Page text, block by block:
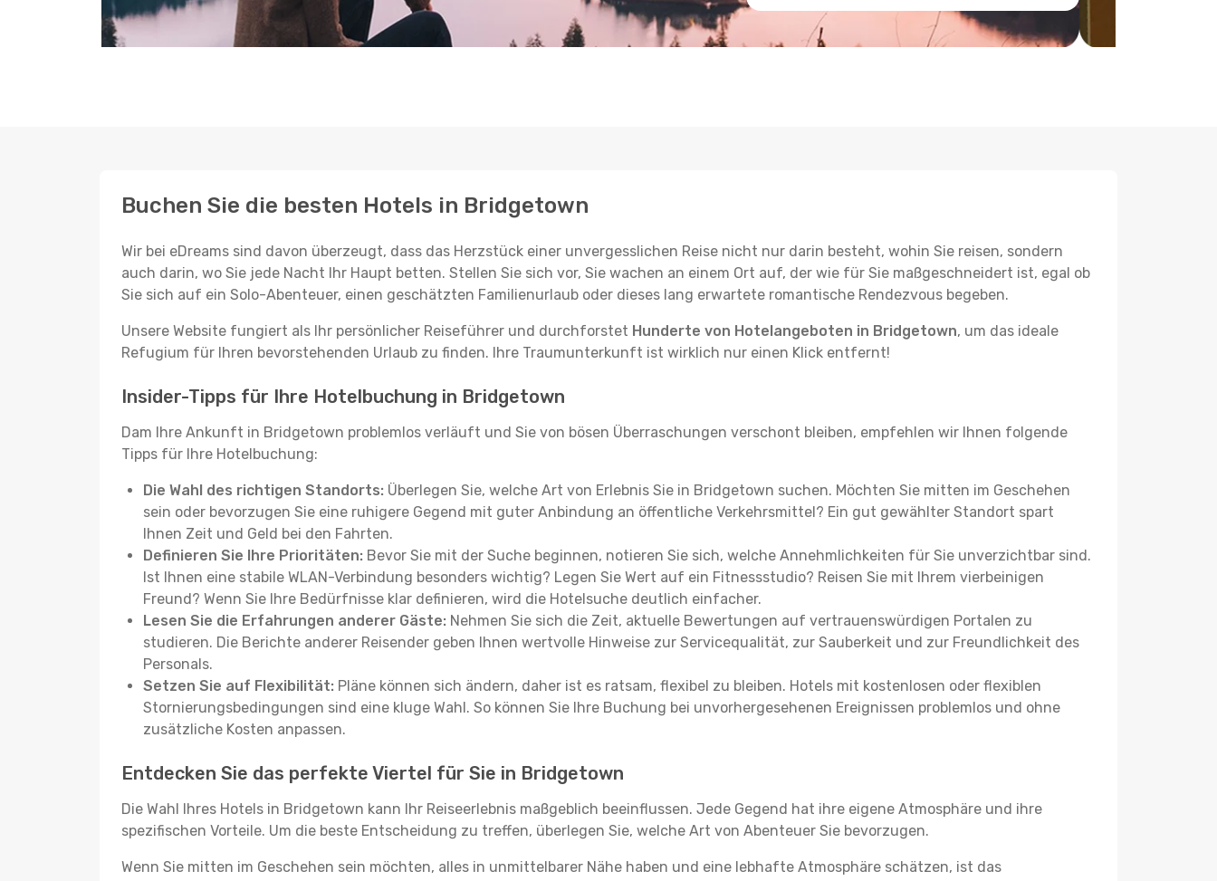
Buchen Sie die besten Hotels in Bridgetown
Wir bei eDreams sind davon überzeugt, dass das Herzstück einer unvergesslichen Reise nicht nur darin besteht, wohin Sie reisen, sondern
auch darin, wo Sie jede Nacht Ihr Haupt betten. Stellen Sie sich vor, Sie wachen an einem Ort auf, der wie für Sie maßgeschneidert ist, egal ob
Sie sich auf ein Solo-Abenteuer, einen geschätzten Familienurlaub oder dieses lang erwartete romantische Rendezvous begeben.
Unsere Website fungiert als Ihr persönlicher Reiseführer und durchforstet Hunderte von Hotelangeboten in Bridgetown, um das ideale
Refugium für Ihren bevorstehenden Urlaub zu finden. Ihre Traumunterkunft ist wirklich nur einen Klick entfernt!
Insider-Tipps für Ihre Hotelbuchung in Bridgetown
Dam Ihre Ankunft in Bridgetown problemlos verläuft und Sie von bösen Überraschungen verschont bleiben, empfehlen wir Ihnen folgende
Tipps für Ihre Hotelbuchung:
Die Wahl des richtigen Standorts: Überlegen Sie, welche Art von Erlebnis Sie in Bridgetown suchen. Möchten Sie mitten im Geschehen
sein oder bevorzugen Sie eine ruhigere Gegend mit guter Anbindung an öffentliche Verkehrsmittel? Ein gut gewählter Standort spart
Ihnen Zeit und Geld bei den Fahrten.
Definieren Sie Ihre Prioritäten: Bevor Sie mit der Suche beginnen, notieren Sie sich, welche Annehmlichkeiten für Sie unverzichtbar sind.
Ist Ihnen eine stabile WLAN-Verbindung besonders wichtig? Legen Sie Wert auf ein Fitnessstudio? Reisen Sie mit Ihrem vierbeinigen
Freund? Wenn Sie Ihre Bedürfnisse klar definieren, wird die Hotelsuche deutlich einfacher.
Lesen Sie die Erfahrungen anderer Gäste: Nehmen Sie sich die Zeit, aktuelle Bewertungen auf vertrauenswürdigen Portalen zu
studieren. Die Berichte anderer Reisender geben Ihnen wertvolle Hinweise zur Servicequalität, zur Sauberkeit und zur Freundlichkeit des
Personals.
Setzen Sie auf Flexibilität: Pläne können sich ändern, daher ist es ratsam, flexibel zu bleiben. Hotels mit kostenlosen oder flexiblen
Stornierungsbedingungen sind eine kluge Wahl. So können Sie Ihre Buchung bei unvorhergesehenen Ereignissen problemlos und ohne
zusätzliche Kosten anpassen.
Entdecken Sie das perfekte Viertel für Sie in Bridgetown
Die Wahl Ihres Hotels in Bridgetown kann Ihr Reiseerlebnis maßgeblich beeinflussen. Jede Gegend hat ihre eigene Atmosphäre und ihre
spezifischen Vorteile. Um die beste Entscheidung zu treffen, überlegen Sie, welche Art von Abenteuer Sie bevorzugen.
Wenn Sie mitten im Geschehen sein möchten, alles in unmittelbarer Nähe haben und eine lebhafte Atmosphäre schätzen, ist das